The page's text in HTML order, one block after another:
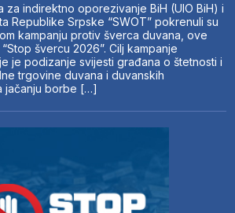
za indirektno oporezivanje BiH (UIO BiH) i
Republike Srpske “SWOT” pokrenuli su
kampanju protiv šverca duvana, ove
švercu 2026”. Cilj kampanje
je podizanje svijesti građana o štetnosti i
trgovine duvana i duvanskih
jačanju borbe […]